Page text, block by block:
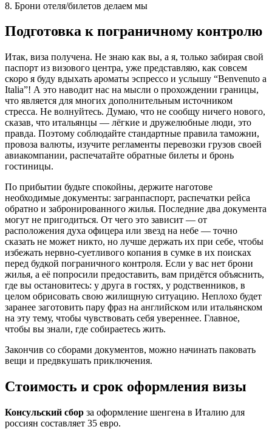
8. Брони отеля/билетов делаем мы
Подготовка к пограничному контролю
Итак, виза получена. Не знаю как вы, а я, только забирая свой
паспорт из визового центра, уже представляю, как совсем
скоро я буду вдыхать ароматы эспрессо и услышу “Benvenuto a
Italia”! А это наводит нас на мысли о прохождении границы,
что является для многих дополнительным источником
стресса. Не волнуйтесь. Думаю, что не сообщу ничего нового,
сказав, что итальянцы — лёгкие и дружелюбные люди, это
правда. Поэтому соблюдайте стандартные правила таможни,
провоза валюты, изучите регламенты перевозки грузов своей
авиакомпании, распечатайте обратные билеты и бронь
гостиницы.
По прибытии будьте спокойны, держите наготове
необходимые документы: загранпаспорт, распечатки рейса
обратно и забронированного жилья. Последние два документа
могут не пригодиться. От чего это зависит — от
расположения духа офицера или звезд на небе — точно
сказать не может никто, но лучше держать их при себе, чтобы
избежать нервно-суетливого копания в сумке в их поисках
перед будкой пограничного контроля. Если у вас нет брони
жилья, а её попросили предоставить, вам придётся объяснить,
где вы остановитесь: у друга в гостях, у родственников, в
целом обрисовать свою жилищную ситуацию. Неплохо будет
заранее заготовить пару фраз на английском или итальянском
на эту тему, чтобы чувствовать себя увереннее. Главное,
чтобы вы знали, где собираетесь жить.
Закончив со сборами документов, можно начинать паковать
вещи и предвкушать приключения.
Стоимость и срок оформления визы
Консульский сбор за оформление шенгена в Италию для
россиян составляет 35 евро.